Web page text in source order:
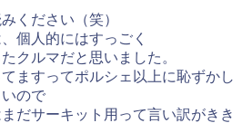
ください（笑）
個人的にはすっごく
クルマだと思いました。
ますってポルシェ以上に恥ずかし
ので
まだサーキット用って言い訳がきき